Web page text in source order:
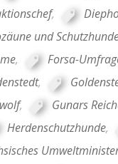
,
und
, Forsa-
,
, Gunars
Herdenschutzhunde,